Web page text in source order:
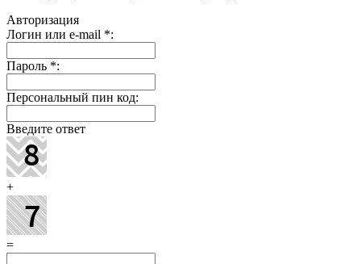
Авторизация
Логин или e-mail *:
Пароль *:
Персональный пин код:
Введите ответ
+
=